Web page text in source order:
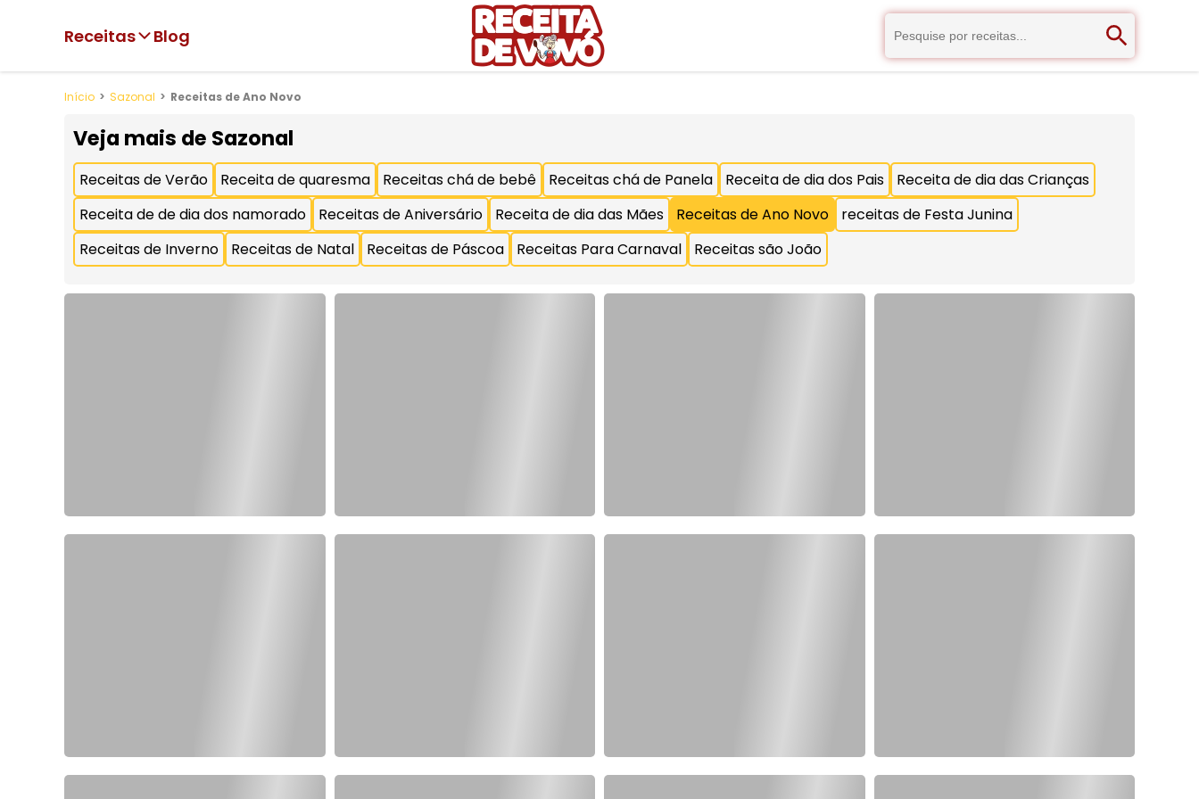
Receitas Blog
Início Sazonal Receitas de Ano Novo
Veja mais de Sazonal
Receitas de Verão Receita de quaresma Receitas chá de bebê Receitas chá de Panela Receita de dia dos Pais
Receita de dia das Crianças
Receita de de dia dos namorado
Receitas de Aniversário Receita de dia das Mães Receitas de Ano Novo
receitas de Festa Junina
Receitas de Inverno
Receitas de Natal Receitas de Páscoa Receitas Para Carnaval Receitas são João